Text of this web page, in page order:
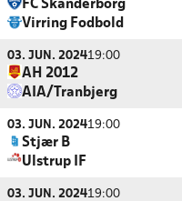
FC Skanderborg
Virring Fodbold
03. JUN. 202419:00
AH 2012
AIA/Tranbjerg
03. JUN. 202419:00
Stjær B
Ulstrup IF
03. JUN. 202419:00